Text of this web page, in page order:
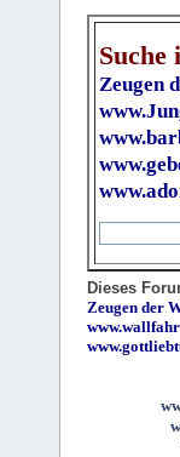
Suche
Zeugen
Dieses
Zeugen der